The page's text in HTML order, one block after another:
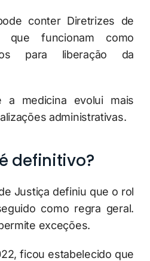
conter Diretrizes de
que funcionam como
para liberação da
medicina evolui mais
administrativas.
definitivo?
Justiça definiu que o rol
como regra geral.
exceções.
ficou estabelecido que